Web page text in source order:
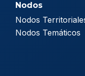
Nodos
Nodos
Nodos Temáticos